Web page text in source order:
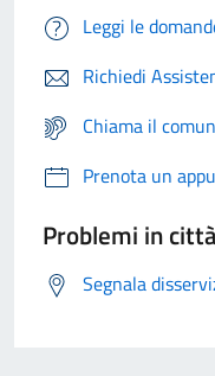
Leggi le
Richiedi
Chiama il
Prenota un
Problemi in città
Segnala